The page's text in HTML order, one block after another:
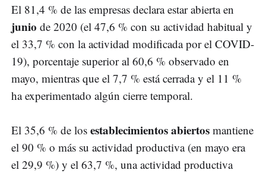
El 81,4 % de las empresas declara estar abierta en
junio de 2020 (el 47,6 % con su actividad habitual y
el 33,7 % con la actividad modificada por el COVID-
19), porcentaje superior al 60,6 % observado en
mayo, mientras que el 7,7 % está cerrada y el 11 %
ha experimentado algún cierre temporal.
El 35,6 % de los establecimientos abiertos mantiene
el 90 % o más su actividad productiva (en mayo era
el 29,9 %) y el 63,7 %, una actividad productiva